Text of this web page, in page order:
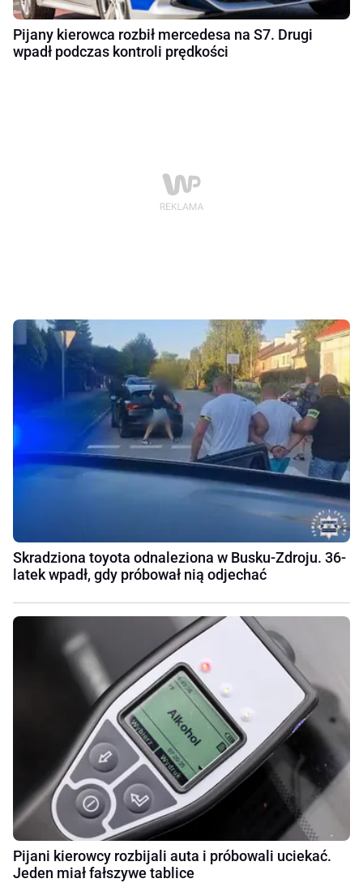
Pijany kierowca rozbił mercedesa na S7. Drugi
wpadł podczas kontroli prędkości
Skradziona toyota odnaleziona w Busku-Zdroju. 36-
latek wpadł, gdy próbował nią odjechać
Pijani kierowcy rozbijali auta i próbowali uciekać.
Jeden miał fałszywe tablice